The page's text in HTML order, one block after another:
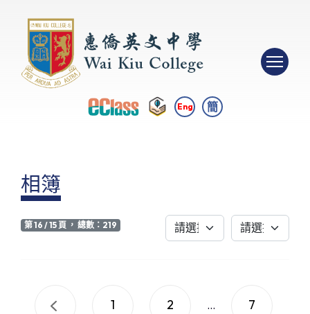
Eng 簡
相簿
第 16 / 15 頁 ， 總數：219
1 2 ... 7